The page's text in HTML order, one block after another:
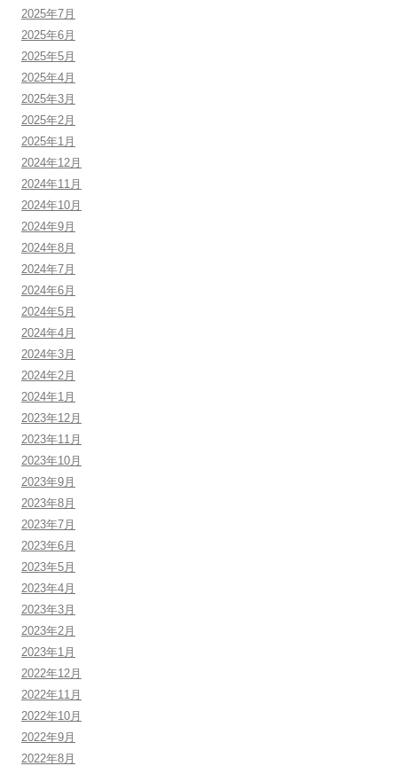
2025年7月
2025年6月
2025年5月
2025年4月
2025年3月
2025年2月
2025年1月
2024年12月
2024年11月
2024年10月
2024年9月
2024年8月
2024年7月
2024年6月
2024年5月
2024年4月
2024年3月
2024年2月
2024年1月
2023年12月
2023年11月
2023年10月
2023年9月
2023年8月
2023年7月
2023年6月
2023年5月
2023年4月
2023年3月
2023年2月
2023年1月
2022年12月
2022年11月
2022年10月
2022年9月
2022年8月